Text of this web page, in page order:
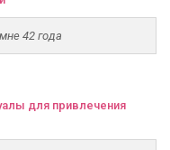
42 года
для привлечения